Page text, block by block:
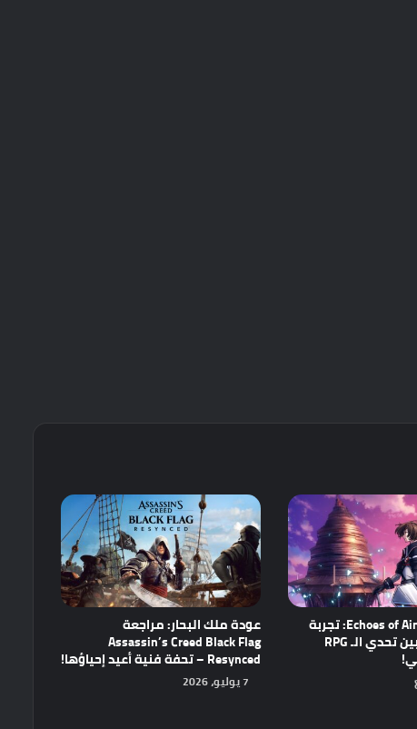
مراجعة Echoes of Aincrad: تجربة
واعدة تجمع بين تحدي الـ RPG
عودة ملك البحار: مراجعة
Assassin’s Creed Black Flag
Resynced – تحفة فنية أعيد إحياؤها!
7 يوليو، 2026